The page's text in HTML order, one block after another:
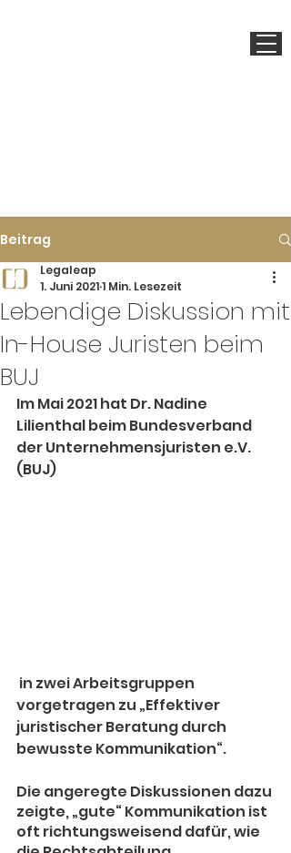
Beitrag
Lebendige Diskussion mit
In-House Juristen beim
BUJ
Legaleap
1. Juni 20211 Min. Lesezeit
Im Mai 2021 hat Dr. Nadine
Lilienthal beim Bundesverband
der Unternehmensjuristen e.V.
(BUJ)
vorgetragen zu „Effektiver
juristischer Beratung durch
bewusste Kommunikation“.
Die angeregte Diskussionen dazu
zeigte, „gute“ Kommunikation ist
oft richtungsweisend dafür, wie